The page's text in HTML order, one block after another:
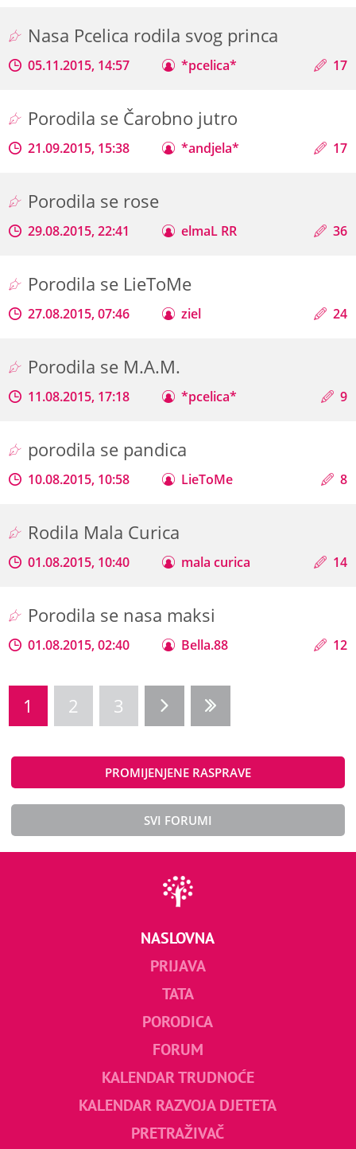
Nasa Pcelica rodila svog princa
05.11.2015, 14:57 *pcelica* 17
Porodila se Čarobno jutro
21.09.2015, 15:38 *andjela* 17
Porodila se rose
29.08.2015, 22:41 elmaL RR 36
Porodila se LieToMe
27.08.2015, 07:46 ziel 24
Porodila se M.A.M.
11.08.2015, 17:18 *pcelica* 9
porodila se pandica
10.08.2015, 10:58 LieToMe 8
Rodila Mala Curica
01.08.2015, 10:40 mala curica 14
Porodila se nasa maksi
01.08.2015, 02:40 Bella.88 12
1 2 3
PROMIJENJENE RASPRAVE
SVI FORUMI
NASLOVNA
PRIJAVA
TATA
PORODICA
FORUM
KALENDAR TRUDNOĆE
KALENDAR RAZVOJA DJETETA
PRETRAŽIVAČ